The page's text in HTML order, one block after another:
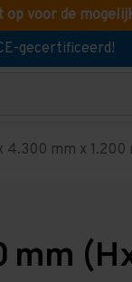
op voor de
gecertificeerd!
mm x 1.200